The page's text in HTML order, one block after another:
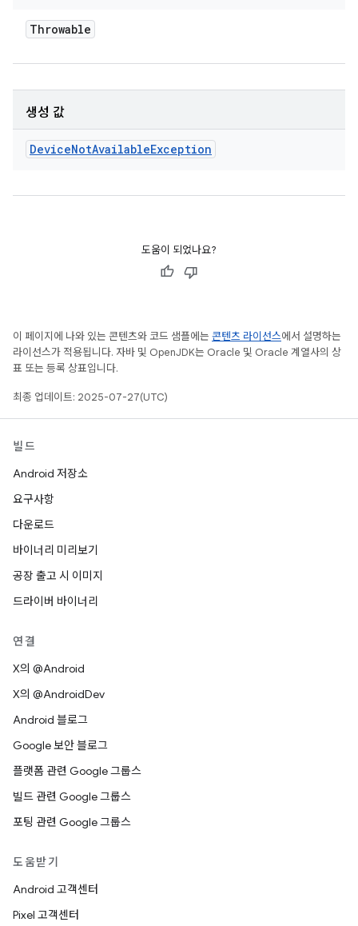
Throwable
생성 값
DeviceNotAvailableException
도움이 되었나요?
이 페이지에 나와 있는 콘텐츠와 코드 샘플에는 콘텐츠 라이선스에서 설명하는
라이선스가 적용됩니다. 자바 및 OpenJDK는 Oracle 및 Oracle 계열사의 상
표 또는 등록 상표입니다.
최종 업데이트: 2025-07-27(UTC)
빌드
Android 저장소
요구사항
다운로드
바이너리 미리보기
공장 출고 시 이미지
드라이버 바이너리
연결
X의 @Android
X의 @AndroidDev
Android 블로그
Google 보안 블로그
플랫폼 관련 Google 그룹스
빌드 관련 Google 그룹스
포팅 관련 Google 그룹스
도움받기
Android 고객센터
Pixel 고객센터